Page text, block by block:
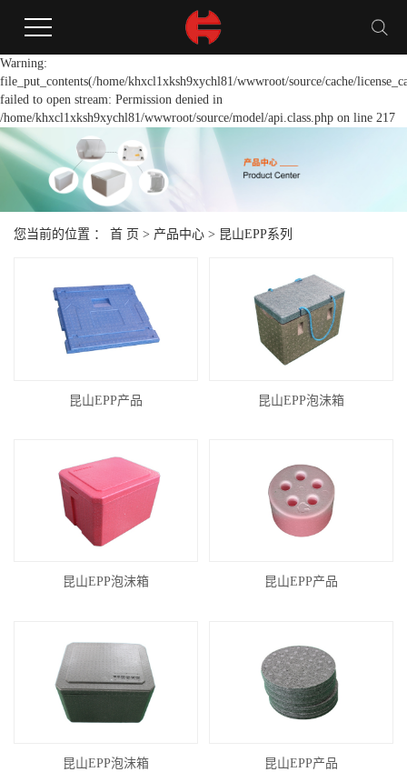
Warning:
file_put_contents(/home/khxcl1xksh9xychl81/wwwroot/source/cache/
failed to open stream: Permission denied in
/home/khxcl1xksh9xychl81/wwwroot/source/model/api.class.php on line 217
您当前的位置 ： 首 页 > 产品中心 > 昆山EPP系列
昆山EPP产品 昆山EPP泡沫箱
昆山EPP泡沫箱 昆山EPP产品
昆山EPP泡沫箱 昆山EPP产品